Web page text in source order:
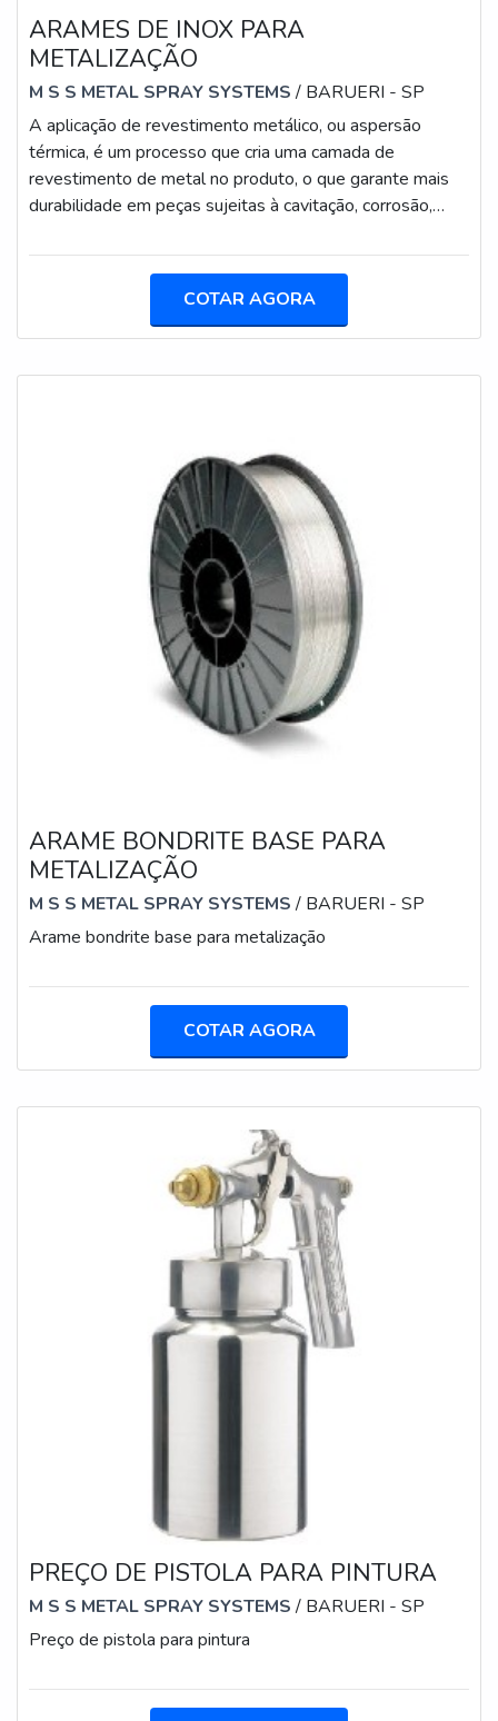
ARAMES DE INOX PARA
METALIZAÇÃO
M S S METAL SPRAY SYSTEMS/ BARUERI - SP
A aplicação de revestimento metálico, ou aspersão
térmica, é um processo que cria uma camada de
revestimento de metal no produto, o que garante mais
durabilidade em peças sujeitas à cavitação, corrosão,
tipos de materiais, sendo um dos mais utilizados os
aspersão térmica ocorre em três estágios: no primeiro
momento realiza-se uma limpeza da superfície e um
COTAR AGORA
ARAME BONDRITE BASE PARA
METALIZAÇÃO
M S S METAL SPRAY SYSTEMS/ BARUERI - SP
Arame bondrite base para metalização
COTAR AGORA
PREÇO DE PISTOLA PARA PINTURA
M S S METAL SPRAY SYSTEMS/ BARUERI - SP
Preço de pistola para pintura